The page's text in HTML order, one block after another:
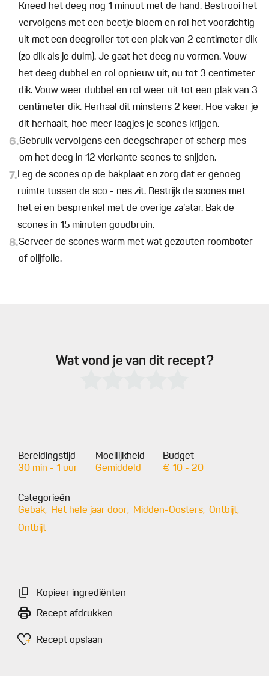
Kneed het deeg nog 1 minuut met de hand. Bestrooi het
vervolgens met een beetje bloem en rol het voorzichtig
uit met een deegroller tot een plak van 2 centimeter dik
(zo dik als je duim). Je gaat het deeg nu vormen. Vouw
het deeg dubbel en rol opnieuw uit, nu tot 3 centimeter
dik. Vouw weer dubbel en rol weer uit tot een plak van 3
centimeter dik. Herhaal dit minstens 2 keer. Hoe vaker je
dit herhaalt, hoe meer laagjes je scones krijgen.
6.Gebruik vervolgens een deegschraper of scherp mes
om het deeg in 12 vierkante scones te snijden.
7.Leg de scones op de bakplaat en zorg dat er genoeg
ruimte tussen de sco - nes zit. Bestrijk de scones met
het ei en besprenkel met de overige za’atar. Bak de
scones in 15 minuten goudbruin.
8.Serveer de scones warm met wat gezouten roomboter
of olijfolie.
Wat vond je van dit recept?
Bereidingstijd
30 min - 1 uur
Moeilijkheid
Gemiddeld
Budget
€ 10 - 20
Categorieën
Gebak
Het hele jaar door Midden-Oosters
Ontbijt
Ontbijt
Kopieer ingrediënten
Recept afdrukken
Recept opslaan